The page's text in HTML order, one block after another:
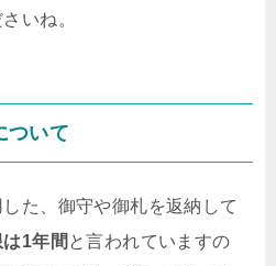
いね。
ついて
た、御守や御札を返納して
1年間 と言われていますの